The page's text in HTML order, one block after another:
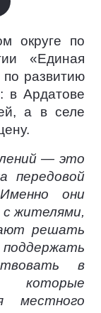
округе по
«Единая
по развитию
в Ардатове
а в селе
— это
передовой
они
жителями,
решать
в
местного